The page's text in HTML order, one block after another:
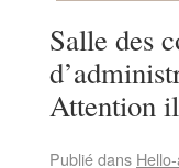
Salle des
Attention
Publié dans